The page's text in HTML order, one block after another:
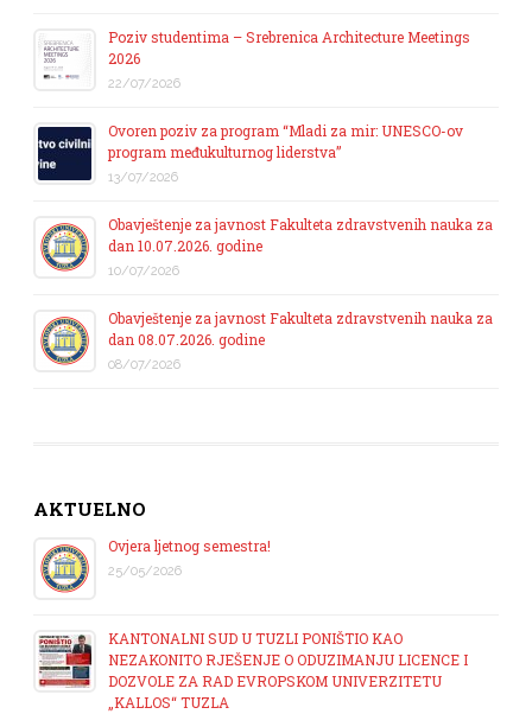
Poziv studentima – Srebrenica Architecture Meetings
2026
22/07/2026
Ovoren poziv za program “Mladi za mir: UNESCO-ov
program međukulturnog liderstva”
13/07/2026
Obavještenje za javnost Fakulteta zdravstvenih nauka za
dan 10.07.2026. godine
10/07/2026
Obavještenje za javnost Fakulteta zdravstvenih nauka za
dan 08.07.2026. godine
08/07/2026
AKTUELNO
Ovjera ljetnog semestra!
25/05/2026
KANTONALNI SUD U TUZLI PONIŠTIO KAO
NEZAKONITO RJEŠENJE O ODUZIMANJU LICENCE I
DOZVOLE ZA RAD EVROPSKOM UNIVERZITETU
„KALLOS“ TUZLA